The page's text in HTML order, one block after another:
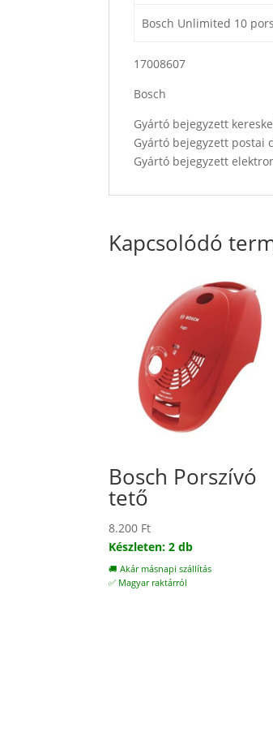
Bosch Unlimited 10
17008607
Bosch
Gyártó bejegyzett
Gyártó bejegyzett postai
Gyártó bejegyzett
Kapcsolódó
Bosch Porszívó
tető
8.200 Ft
Készleten: 2 db
🚚 Akár másnapi szállítás
✅ Magyar raktárról